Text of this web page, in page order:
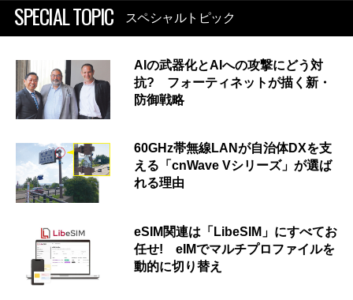
SPECIAL TOPIC スペシャルトピック
AIの武器化とAIへの攻撃にどう対
抗? フォーティネットが描く新・
防御戦略
60GHz帯無線LANが自治体DXを支
える「cnWave Vシリーズ」が選ば
れる理由
eSIM関連は「LibeSIM」にすべてお
任せ! eIMでマルチプロファイルを
動的に切り替え